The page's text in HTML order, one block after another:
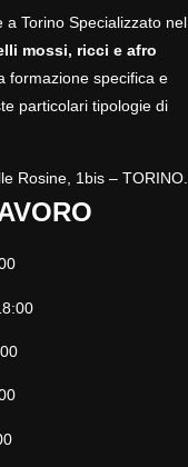
a Torino Specializzato nel
mossi, ricci e afro
formazione specifica e
particolari tipologie di
Rosine, 1bis – TORINO.